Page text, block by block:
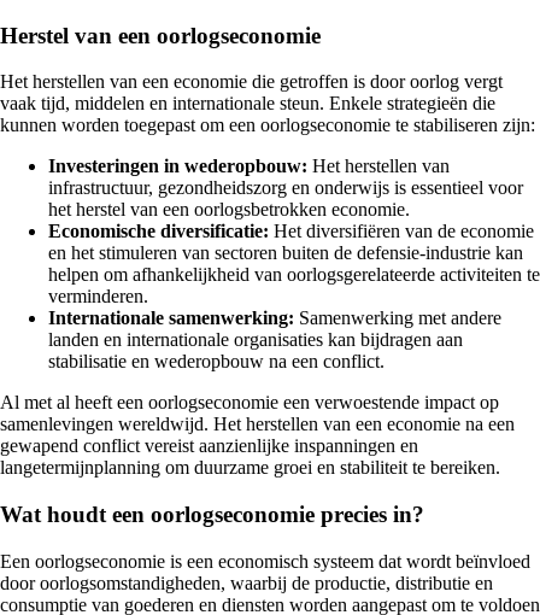
Herstel van een oorlogseconomie
Het herstellen van een economie die getroffen is door oorlog vergt
vaak tijd, middelen en internationale steun. Enkele strategieën die
kunnen worden toegepast om een oorlogseconomie te stabiliseren zijn:
Investeringen in wederopbouw: Het herstellen van
infrastructuur, gezondheidszorg en onderwijs is essentieel voor
het herstel van een oorlogsbetrokken economie.
Economische diversificatie: Het diversifiëren van de economie
en het stimuleren van sectoren buiten de defensie-industrie kan
helpen om afhankelijkheid van oorlogsgerelateerde activiteiten te
verminderen.
Internationale samenwerking: Samenwerking met andere
landen en internationale organisaties kan bijdragen aan
stabilisatie en wederopbouw na een conflict.
Al met al heeft een oorlogseconomie een verwoestende impact op
samenlevingen wereldwijd. Het herstellen van een economie na een
gewapend conflict vereist aanzienlijke inspanningen en
langetermijnplanning om duurzame groei en stabiliteit te bereiken.
Wat houdt een oorlogseconomie precies in?
Een oorlogseconomie is een economisch systeem dat wordt beïnvloed
door oorlogsomstandigheden, waarbij de productie, distributie en
consumptie van goederen en diensten worden aangepast om te voldoen